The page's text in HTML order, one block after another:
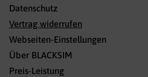
Datenschutz
Vertrag widerrufen
Webseiten-Einstellungen
Über BLACKSIM
Preis-Leistung